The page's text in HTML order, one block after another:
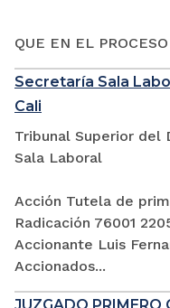
QUE EN EL
Secretaría Sala
Cali
Tribunal Superior del
Sala Laboral
Acción Tutela de
Radicación 76001
Accionante Luis
Accionados...